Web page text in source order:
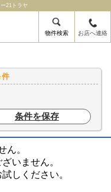
21トラヤ
物件検索 お店へ連絡
条件を保存
ん。
いません。
しください。